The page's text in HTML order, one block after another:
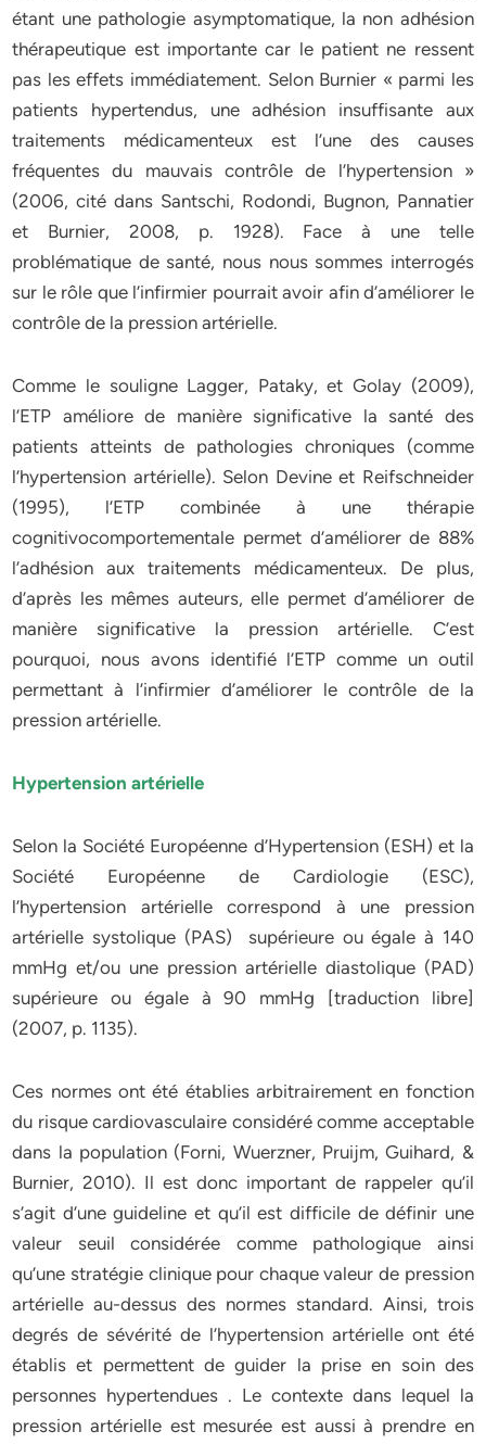
étant une pathologie asymptomatique, la non adhésion
thérapeutique est importante car le patient ne ressent
pas les effets immédiatement. Selon Burnier « parmi les
patients hypertendus, une adhésion insuffisante aux
traitements médicamenteux est l’une des causes
fréquentes du mauvais contrôle de l’hypertension »
(2006, cité dans Santschi, Rodondi, Bugnon, Pannatier
et Burnier, 2008, p. 1928). Face à une telle
problématique de santé, nous nous sommes interrogés
sur le rôle que l’infirmier pourrait avoir afin d’améliorer le
contrôle de la pression artérielle.
Comme le souligne Lagger, Pataky, et Golay (2009),
l’ETP améliore de manière significative la santé des
patients atteints de pathologies chroniques (comme
l’hypertension artérielle). Selon Devine et Reifschneider
(1995), l’ETP combinée à une thérapie
cognitivocomportementale permet d’améliorer de 88%
l’adhésion aux traitements médicamenteux. De plus,
d’après les mêmes auteurs, elle permet d’améliorer de
manière significative la pression artérielle. C’est
pourquoi, nous avons identifié l’ETP comme un outil
permettant à l’infirmier d’améliorer le contrôle de la
pression artérielle.
Hypertension artérielle
Selon la Société Européenne d’Hypertension (ESH) et la
Société Européenne de Cardiologie (ESC),
l’hypertension artérielle correspond à une pression
artérielle systolique (PAS) supérieure ou égale à 140
mmHg et/ou une pression artérielle diastolique (PAD)
supérieure ou égale à 90 mmHg [traduction libre]
(2007, p. 1135).
Ces normes ont été établies arbitrairement en fonction
du risque cardiovasculaire considéré comme acceptable
dans la population (Forni, Wuerzner, Pruijm, Guihard, &
Burnier, 2010). Il est donc important de rappeler qu’il
s’agit d’une guideline et qu’il est difficile de définir une
valeur seuil considérée comme pathologique ainsi
qu’une stratégie clinique pour chaque valeur de pression
artérielle au-dessus des normes standard. Ainsi, trois
degrés de sévérité de l’hypertension artérielle ont été
établis et permettent de guider la prise en soin des
personnes hypertendues . Le contexte dans lequel la
pression artérielle est mesurée est aussi à prendre en